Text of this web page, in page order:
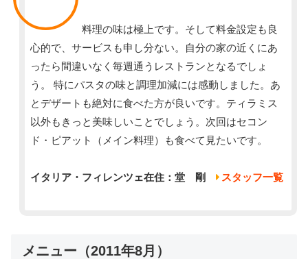
料理の味は極上です。そして料金設定も良
心的で、サービスも申し分ない。自分の家の近くにあ
ったら間違いなく毎週通うレストランとなるでしょ
う。 特にパスタの味と調理加減には感動しました。あ
とデザートも絶対に食べた方が良いです。ティラミス
以外もきっと美味しいことでしょう。次回はセコン
ド・ピアット（メイン料理）も食べて見たいです。
イタリア・フィレンツェ在住：堂 剛 スタッフ一覧
メニュー（2011年8月）